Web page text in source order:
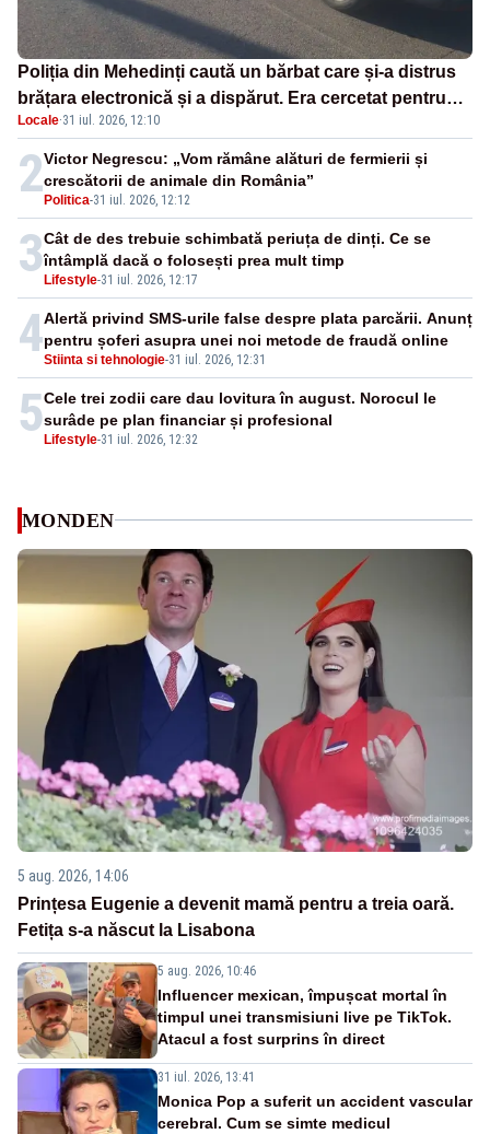
Poliția din Mehedinți caută un bărbat care și-a distrus
brățara electronică și a dispărut. Era cercetat pentru
trafic de droguri
Locale·31 iul. 2026, 12:10
2Politica-31 iul. 2026, 12:12
Victor Negrescu: „Vom rămâne alături de fermierii și
crescătorii de animale din România”
3Lifestyle-31 iul. 2026, 12:17
Cât de des trebuie schimbată periuța de dinți. Ce se
întâmplă dacă o folosești prea mult timp
4Stiinta si tehnologie-31 iul. 2026, 12:31
Alertă privind SMS-urile false despre plata parcării. Anunț
pentru șoferi asupra unei noi metode de fraudă online
5Lifestyle-31 iul. 2026, 12:32
Cele trei zodii care dau lovitura în august. Norocul le
surâde pe plan financiar și profesional
MONDEN
5 aug. 2026, 14:06
Prințesa Eugenie a devenit mamă pentru a treia oară.
Fetița s-a născut la Lisabona
5 aug. 2026, 10:46
Influencer mexican, împușcat mortal în
timpul unei transmisiuni live pe TikTok.
Atacul a fost surprins în direct
31 iul. 2026, 13:41
Monica Pop a suferit un accident vascular
cerebral. Cum se simte medicul